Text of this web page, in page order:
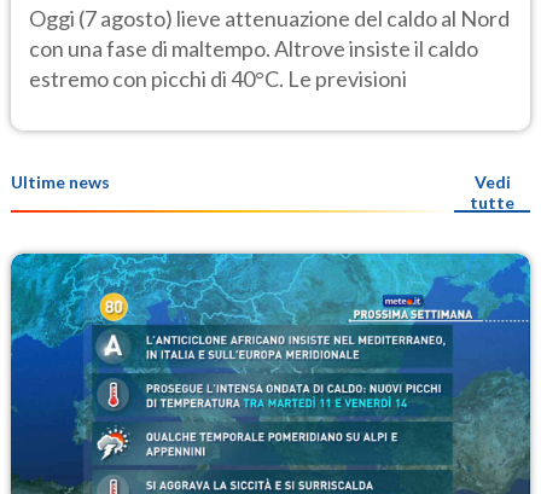
caldo estremo
Oggi (7 agosto) lieve attenuazione del caldo al Nord
con una fase di maltempo. Altrove insiste il caldo
estremo con picchi di 40°C. Le previsioni
Ultime news
Vedi
tutte